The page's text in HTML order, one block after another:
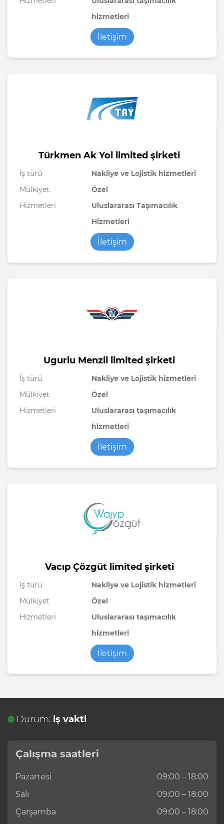
hizmetleri
İletişim
Türkmen Ak Yol limited şirketi
İş türü
Nakliye ve Lojistik hizmetleri
Mülkiyet
Özel
Hizmetleri
Uluslararası Taşımacılık
Hizmetleri
İletişim
Ugurlu Menzil limited şirketi
İş türü
Nakliye ve Lojistik hizmetleri
Mülkiyet
Özel
Hizmetleri
Uluslararası taşımacılık
hizmetleri
İletişim
Vacıp Çözgüt limited şirketi
İş türü
Nakliye ve Lojistik hizmetleri
Mülkiyet
Özel
Hizmetleri
Uluslararası taşımacılık
hizmetleri
İletişim
Durum: iş vakti
Çalışma saatleri
Pazartesi
09:00 – 18:00
Salı
09:00 – 18:00
Çarşamba
09:00 – 18:00